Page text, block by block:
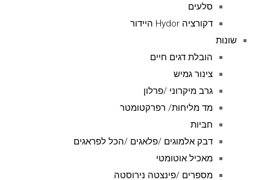
סלעים
דקורציה Hydor היידור
שונות
הובלת דגים חיים
צינור גמיש
גרב מיקרוני /פרלון
מד מליחות/ רפרקטומטר
חביות
דבק אלמוגים /פלאגים /הכל לפראגים
מאכיל אוטומטי
מספרים /פינצטה נירוסטה